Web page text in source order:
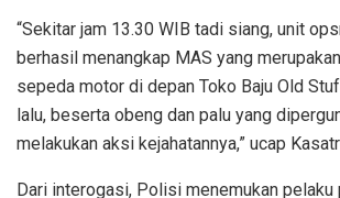
“Sekitar jam 13.30 WIB tadi siang, unit
berhasil menangkap MAS yang
sepeda motor di depan Toko Baju Old
lalu, beserta obeng dan palu yang
melakukan aksi kejahatannya,” ucap
Dari interogasi, Polisi menemukan pelaku